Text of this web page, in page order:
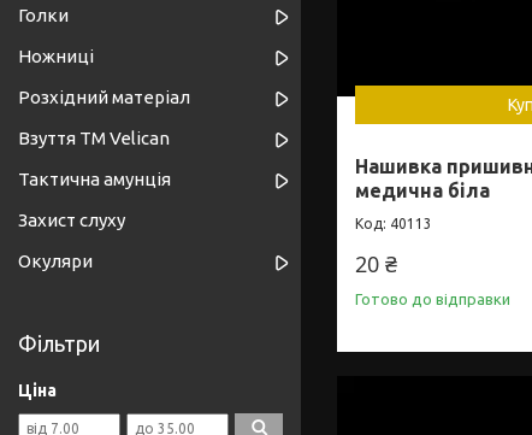
Нашивка
медична біла
40113
20 ₴
Готово до відправки
Голки
Ножниці
Розхідний матеріал
Взуття ТМ Velican
Тактична амунція
Захист слуху
Окуляри
Фільтри
Ціна